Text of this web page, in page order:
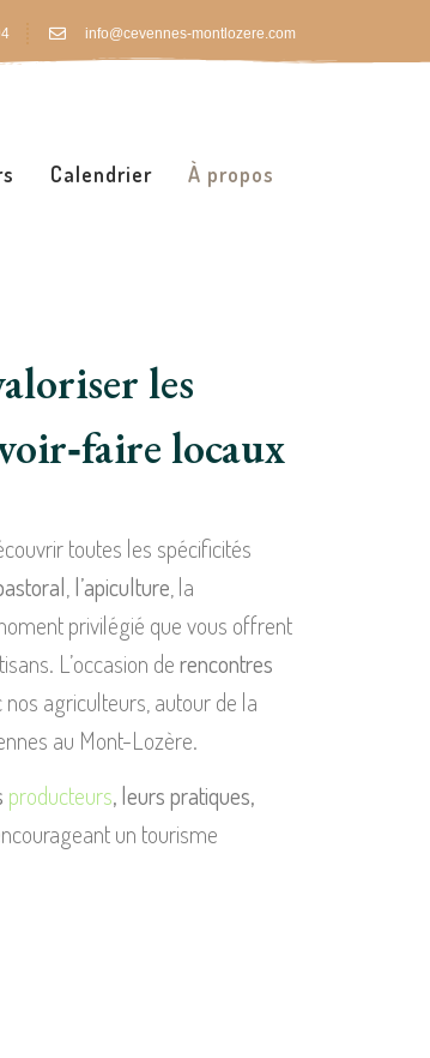
info@cevennes-montlozere.com
Calendrier À propos
les
locaux
toutes les spécificités
l’apiculture , la
privilégié que vous offrent
L’occasion derencontres
agriculteurs, autour de la
au Mont-Lozère.
producteurs, leurs pratiques,
un tourisme